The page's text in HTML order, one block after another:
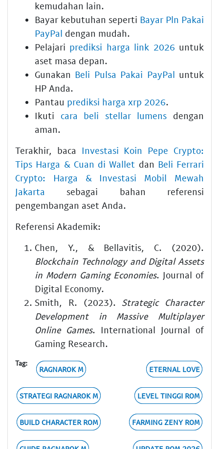
kemudahan lain.
Bayar kebutuhan seperti Bayar Pln Pakai
PayPal dengan mudah.
Pelajari prediksi harga link 2026 untuk
aset masa depan.
Gunakan Beli Pulsa Pakai PayPal untuk
HP Anda.
Pantau prediksi harga xrp 2026.
Ikuti cara beli stellar lumens dengan
aman.
Terakhir, baca Investasi Koin Pepe Crypto:
Tips Harga & Cuan di Wallet dan Beli Ferrari
Crypto: Harga & Investasi Mobil Mewah
Jakarta sebagai bahan referensi
pengembangan aset Anda.
Referensi Akademik:
Chen, Y., & Bellavitis, C. (2020).
Blockchain Technology and Digital Assets
in Modern Gaming Economies. Journal of
Digital Economy.
Smith, R. (2023). Strategic Character
Development in Massive Multiplayer
Online Games. International Journal of
Gaming Research.
Tag:
RAGNAROK M ETERNAL LOVE
STRATEGI RAGNAROK M LEVEL TINGGI ROM
BUILD CHARACTER ROM FARMING ZENY ROM